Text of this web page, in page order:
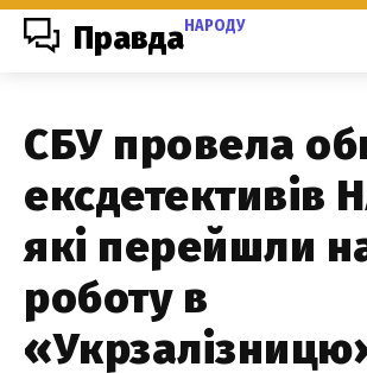
ПравдаНАРОДУ
СБУ провела
ексдетективів
які перейшли
роботу в